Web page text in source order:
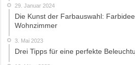
29. Januar 2024
Die Kunst der Farbauswahl:
Wohnzimmer
3. Mai 2023
Drei Tipps für eine perfekte